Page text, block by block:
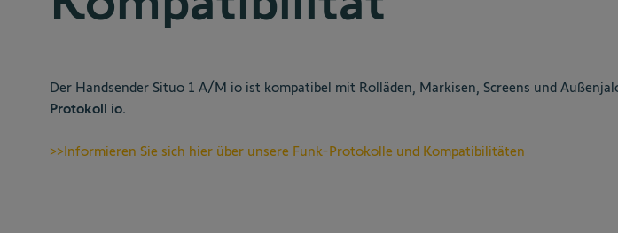
Der Handsender Situo 1 A/M io ist kompatibel mit Rolläden, Markisen, Screens und
Protokoll io.
>>Informieren Sie sich hier über unsere Funk-Protokolle und Kompatibilitäten